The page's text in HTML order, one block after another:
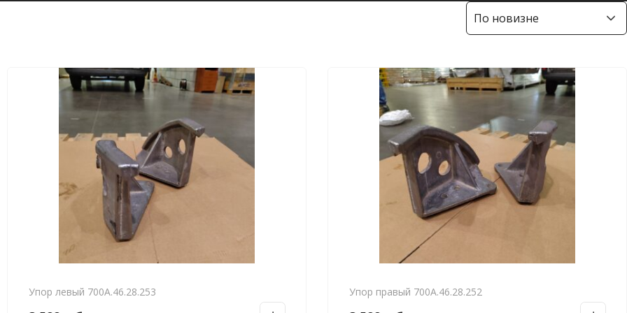
Упор левый 700А.46.28.253 Упор правый 700А.46.28.252